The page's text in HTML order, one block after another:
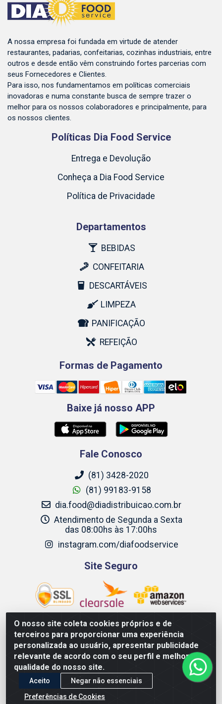
O nosso site coleta cookies próprios e de
terceiros para proporcionar uma experiência
personalizada ao usuário, apresentar publicidade
relevante de acordo com o seu perfil e melhorar a
qualidade do nosso site.
Aceito
Negar não essenciais
Preferências de Cookies
A nossa empresa foi fundada em virtude de atender
restaurantes, padarias, confeitarias, cozinhas industriais, entre
outros e desde então vêm construindo fortes parcerias com
seus Fornecedores e Clientes.
Para isso, nos fundamentamos em políticas comerciais
inovadoras e numa constante busca de sempre trazer o
melhor para os nossos colaboradores e principalmente, para
os nossos clientes.
Políticas Dia Food Service
Entrega e Devolução
Conheça a Dia Food Service
Política de Privacidade
Departamentos
BEBIDAS
CONFEITARIA
DESCARTÁVEIS
LIMPEZA
PANIFICAÇÃO
REFEIÇÃO
Formas de Pagamento
Baixe já nosso APP
Fale Conosco
(81) 3428-2020
(81) 99183-9158
dia.food@diadistribuicao.com.br
Atendimento de Segunda a Sexta
das 08:00hs às 17:00hs
instagram.com/diafoodservice
Site Seguro
Dia Food Service - Rodovia BR 232 KM 22,5 - Moreno/PE - CEP
54800-000 - CNPJ 69.944.973/0001-85